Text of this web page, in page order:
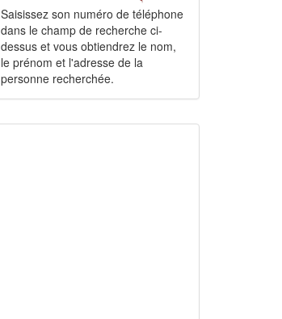
Saisissez son numéro de téléphone
dans le champ de recherche ci-
dessus et vous obtiendrez le nom,
le prénom et l'adresse de la
personne recherchée.